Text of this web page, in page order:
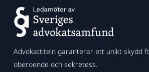
Advokattiteln garanterar ett unikt skydd
oberoende och sekretess.